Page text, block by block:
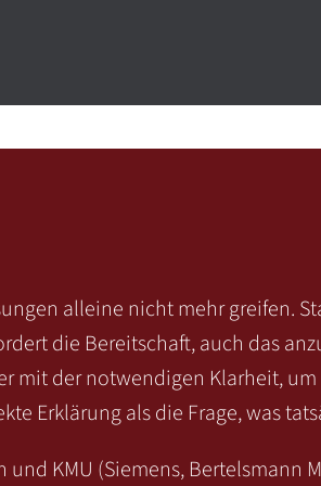
alleine nicht mehr greifen.
die Bereitschaft, auch das
mit der notwendigen Klarheit,
Erklärung als die Frage, was
KMU (Siemens, Bertelsmann